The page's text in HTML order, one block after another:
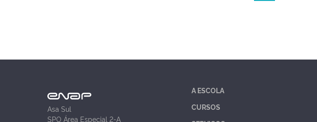
Asa Sul
SPO Área Especial 2-A
A ESCOLA
CURSOS